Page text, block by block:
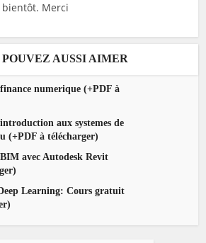
Merci
POUVEZ AUSSI AIMER
numerique (+PDF à
aux systemes de
(+PDF à télécharger)
avec Autodesk Revit
Learning: Cours gratuit